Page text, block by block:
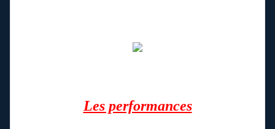
Les performances